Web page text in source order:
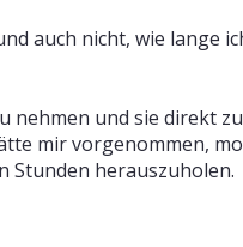
auch nicht, wie lange
nehmen und sie direkt
mir vorgenommen,
Stunden herauszuholen.